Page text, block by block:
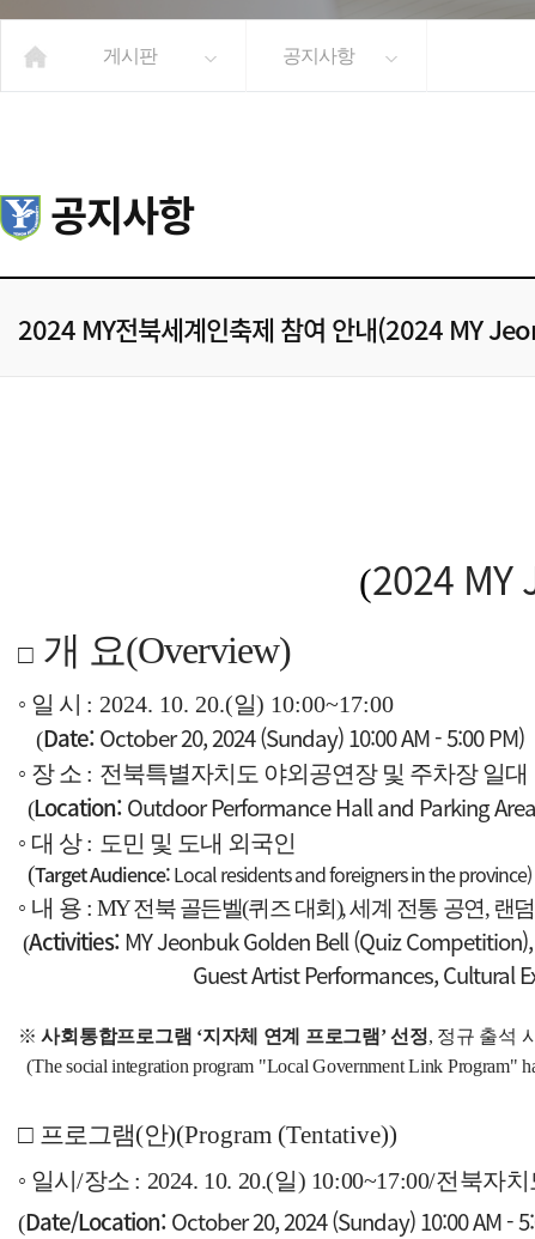
게시판 공지사항
공지사항
2024 MY전북세계인축제 참여 안내(2024 MY
(2024
□ 개 요(Overview)
◦ 일 시 : 2024. 10. 20.(일) 10:00~17:00
(Date:October 20, 2024 (Sunday) 10:00 AM - 5:00 PM)
◦ 장 소 : 전북특별자치도 야외공연장 및 주차장 일대
(Location:Outdoor Performance Hall and Parking
◦ 대 상: 도민 및 도내 외국인
(Target Audience:Local residents and foreigners in the province)
◦ 내 용 : MY전북 골든벨(퀴즈 대회),세계 전통 공연, 랜
(Activities:MY Jeonbuk Golden Bell (Quiz
Guest Artist Performances, Cultural
※사회통합프로그램 ‘지자체 연계 프로그램 ’선정, 정규 출석
(The social integration program "Local Government Link Program"
□ 프로그램(안)(Program (Tentative))
◦ 일시 /장소 : 2024. 10. 20.(일) 10:00~17:00/전북자
(Date/Location:October 20, 2024 (Sunday) 10:00 AM -